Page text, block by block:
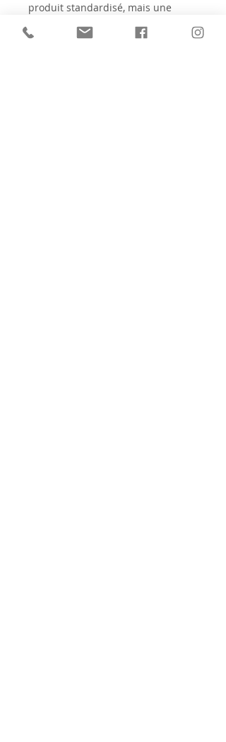
produit standardisé, mais une
œuvre unique, faite pour durer.